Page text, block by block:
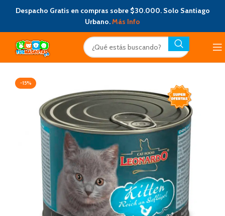
Despacho Gratis en compras sobre $30.000. Solo Santiago
Urbano.Más Info
-15%